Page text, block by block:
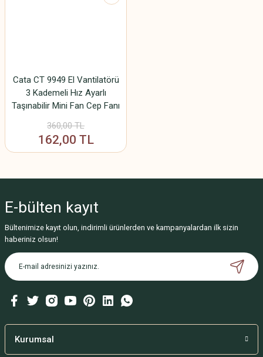
Cata CT 9949 El Vantilatörü
3 Kademeli Hız Ayarlı
Taşınabilir Mini Fan Cep Fanı
360,00 TL
162,00 TL
E-bülten kayıt
Bültenimize kayıt olun, indirimli ürünlerden ve kampanyalardan ilk sizin
haberiniz olsun!
Kurumsal